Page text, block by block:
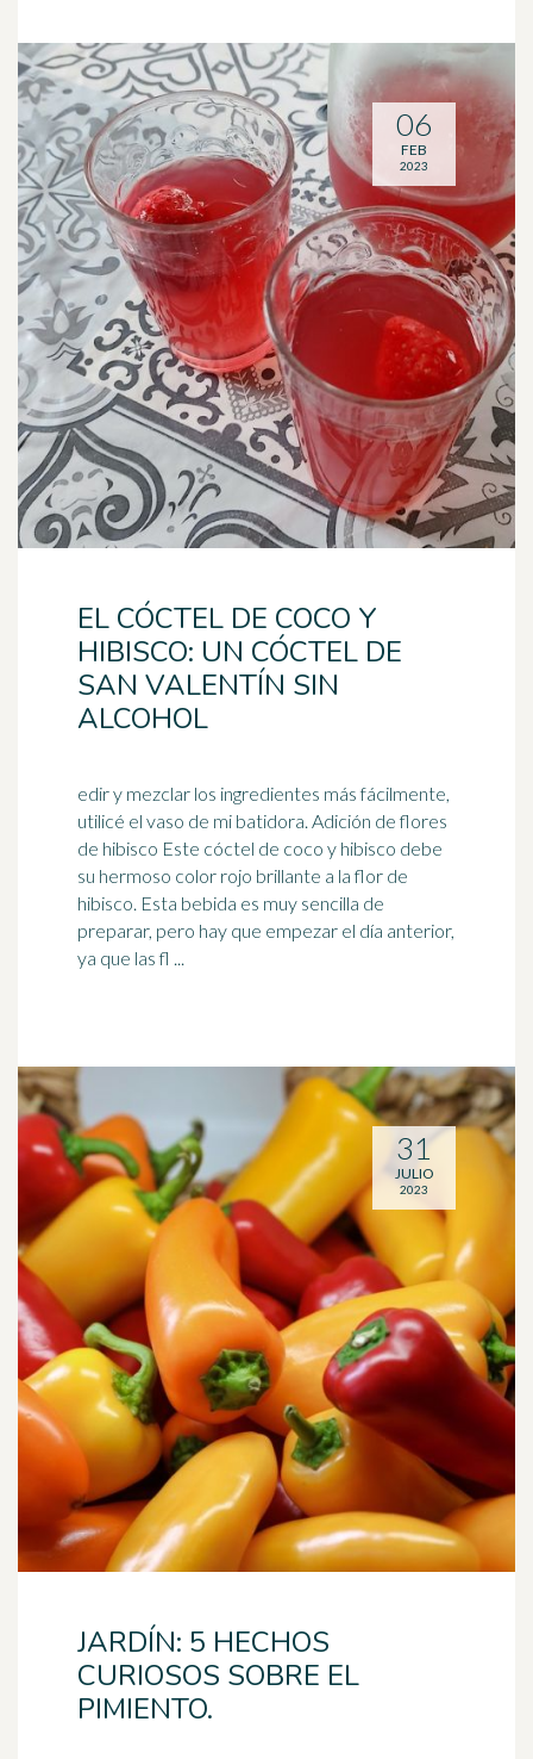
EL CÓCTEL DE COCO Y
HIBISCO: UN CÓCTEL DE
SAN VALENTÍN SIN
ALCOHOL
edir y mezclar los ingredientes más fácilmente,
utilicé el vaso de mi batidora. Adición de flores
de hibisco Este cóctel de coco y hibisco debe
su hermoso color rojo brillante a la flor de
hibisco. Esta bebida es muy sencilla de
preparar, pero hay que empezar el día anterior,
ya que las fl ...
06
FEB
2023
JARDÍN: 5 HECHOS
CURIOSOS SOBRE EL
PIMIENTO.
31
JULIO
2023